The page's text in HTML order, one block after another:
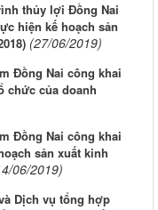
thủy lợi Đồng Nai
hiện kế hoạch sản
(27/06/2019)
Đồng Nai công khai
chức của doanh
Đồng Nai công khai
sản xuất kinh
06/2019)
Dịch vụ tổng hợp